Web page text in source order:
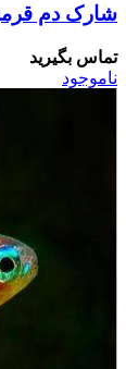
شارک دم قرمز 2تا 3 سانتی
تماس بگیرید
ناموجود